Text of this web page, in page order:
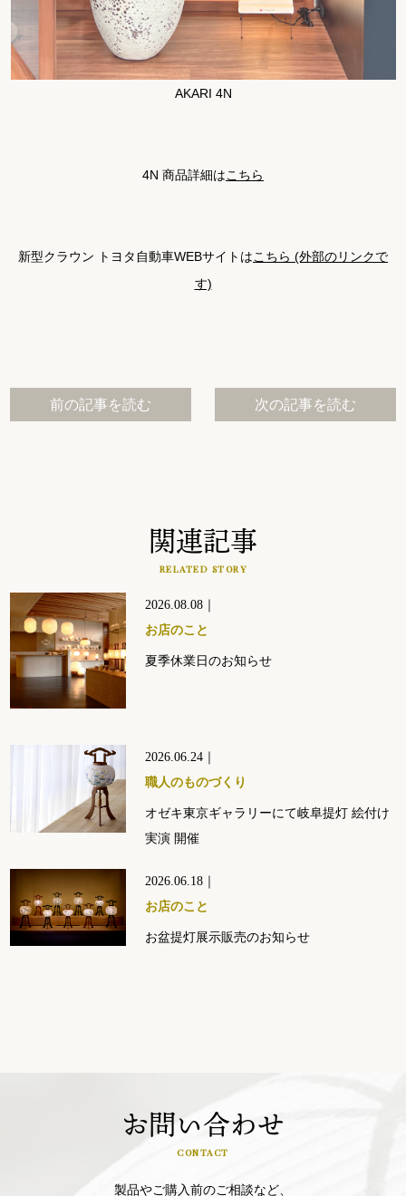
AKARI 4N
4N 商品詳細はこちら
新型クラウン トヨタ自動車WEBサイトはこちら (外部のリンクで
す)
前の記事を読む 次の記事を読む
関連記事
RELATED STORY
2026.08.08｜
お店のこと
夏季休業日のお知らせ
2026.06.24｜
職人のものづくり
オゼキ東京ギャラリーにて岐阜提灯 絵付け
実演 開催
2026.06.18｜
お店のこと
お盆提灯展示販売のお知らせ
お問い合わせ
CONTACT
製品やご購入前のご相談など、